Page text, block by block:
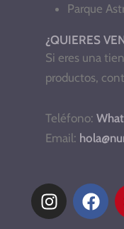
Parque
¿QUIERES
Si eres una
productos,
Teléfono:
Email:
I
n
F
a